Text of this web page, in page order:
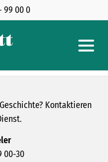
99 00 0
Kontaktieren
00-30